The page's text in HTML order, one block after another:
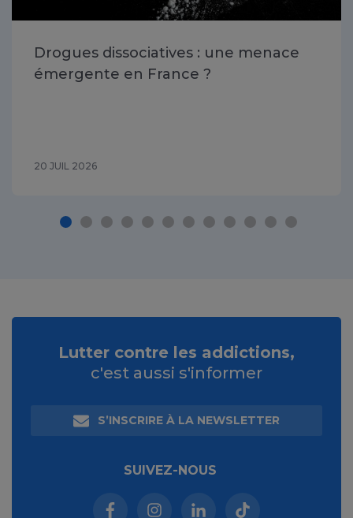
Drogues dissociatives : une menace
émergente en France ?
20 JUIL 2026
Lutter contre les addictions,
c'est aussi s'informer
S’INSCRIRE À LA NEWSLETTER
SUIVEZ-NOUS